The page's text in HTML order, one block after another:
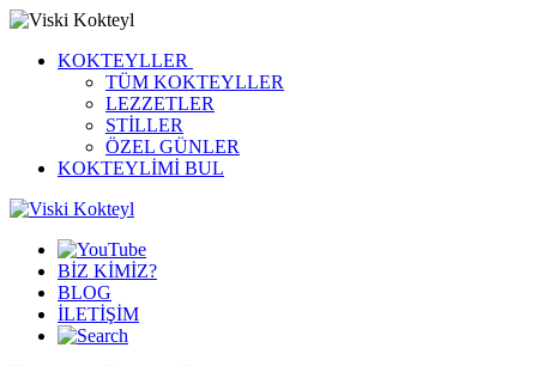
KOKTEYLLER
TÜM KOKTEYLLER
LEZZETLER
STİLLER
ÖZEL GÜNLER
KOKTEYLİMİ BUL
BİZ KİMİZ?
BLOG
İLETİŞİM